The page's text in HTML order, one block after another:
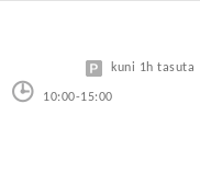
10:00-15:00
kuni 1h tasuta